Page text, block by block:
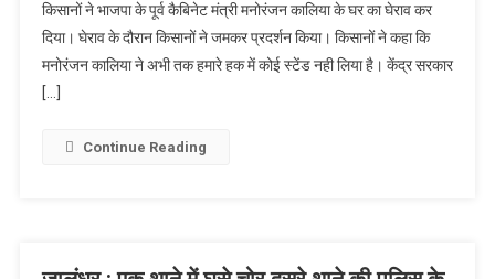
के घर का घेराव
किसानों ने भाजपा के पूर्व कैबिनेट मंत्री मनोरंजन कालिया के घर का घेराव कर
दिया। घेराव के दौरान किसानों ने जमकर प्रदर्शन किया। किसानों ने कहा कि
मनोरंजन कालिया ने अभी तक हमारे हक में कोई स्टेंड नही लिया है। केंद्र सरकार
[…]
Continue Reading